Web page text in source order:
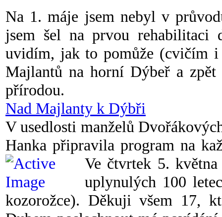
Na 1. máje jsem nebyl v
jsem šel na prvou
uvidím, jak to pomůže (cvičím i
Majlantů na horní Dýbeř a
přírodou.
Nad Majlanty k Dýbři
V usedlosti manželů
Hanka připravila program na
Ve čtvrtek 5.
uplynulých 100
kozorožce). Děkuji všem 17,